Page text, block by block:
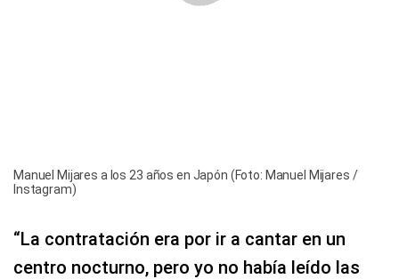
Manuel Mijares a los 23 años en Japón (Foto: Manuel Mijares /
Instagram)
“La contratación era por ir a cantar en un
centro nocturno, pero yo no había leído las